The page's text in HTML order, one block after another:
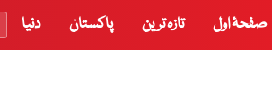
صفحۂ اول تازہ ترین پاکستان دنیا